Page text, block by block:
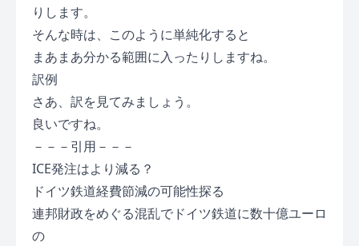
りします。
そんな時は、このように単純化すると
まあまあ分かる範囲に入ったりしますね。
訳例
さあ、訳を見てみましょう。
良いですね。
－－－引用－－－
ICE発注はより減る？
ドイツ鉄道経費節減の可能性探る
連邦財政をめぐる混乱でドイツ鉄道に数十億ユーロ
の